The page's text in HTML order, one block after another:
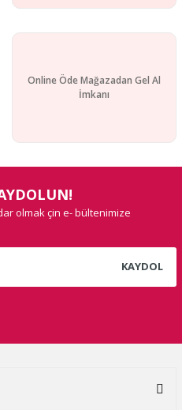
Online Öde Mağazadan Gel Al
İmkanı
olmak çin e- bültenimize
KAYDOL